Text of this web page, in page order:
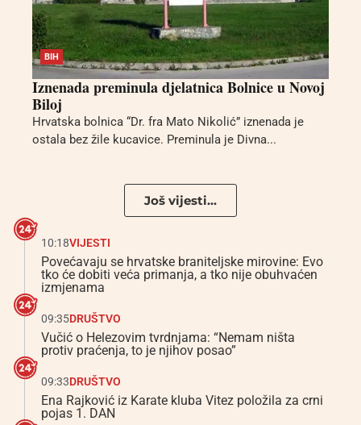
BIH
Iznenada preminula djelatnica Bolnice u Novoj
Biloj
Hrvatska bolnica “Dr. fra Mato Nikolić” iznenada je
ostala bez žile kucavice. Preminula je Divna...
Još vijesti...
10:18VIJESTI
Povećavaju se hrvatske braniteljske mirovine: Evo
tko će dobiti veća primanja, a tko nije obuhvaćen
izmjenama
09:35DRUŠTVO
Vučić o Helezovim tvrdnjama: “Nemam ništa
protiv praćenja, to je njihov posao”
09:33DRUŠTVO
Ena Rajković iz Karate kluba Vitez položila za crni
pojas 1. DAN